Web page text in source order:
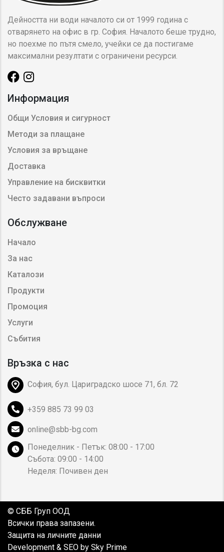
Дейността ни води началото си от 1999 година с
отварянето на офис в гр. София. Началото беше трудно,
но поехме по пътя смело, учейки се да постигаме
максимални резултати с ограничени ресурси.
Информация
Общи Условия и сигурност
Методи за плащане
Условия за връщане
Доставка
Управление на бисквитки
Често задавани въпроси
Обслужване
Начало
За нас
Каталози
Продукти
Промоция
Услуги
Събития
Връзка с нас
София, бул. Цариградско шосе 71, бл. 72
+359 885 73 99 03
online@sbb-bg.com
Понеделник - Петък: 08:00 - 17:00
Събота: 09:00 - 14:00
Неделя: Почивен ден
© СББ Груп ООД
Всички права запазени.
Защита на личните данни
Development & SEO by Sky Prime